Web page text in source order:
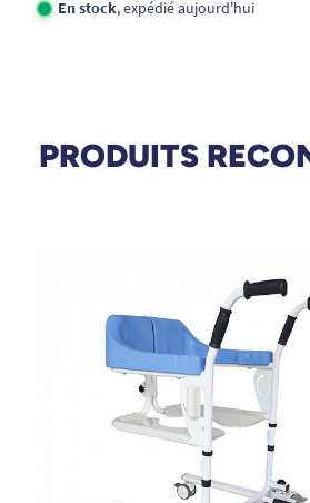
Poids max supporté : 200 kg
Poids : 42 kg
Dimensions Nausifly 4
En stock, expédié aujourd'hui
PRODUITS